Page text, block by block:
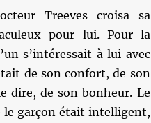
Treeves croisa sa
pour lui. Pour la
s’intéressait à lui avec
de son confort, de son
de son bonheur. Le
le garçon était intelligent,